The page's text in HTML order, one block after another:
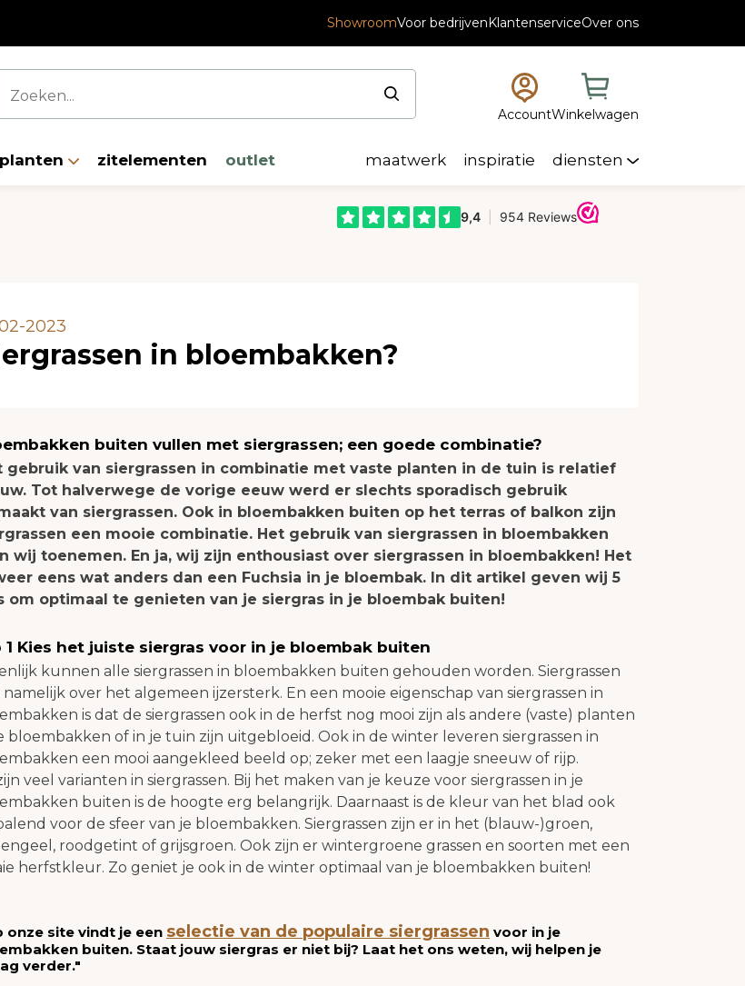
alle fiberclay plantenbakken met kortingscode “Summerdeal2026”
ShowroomVoor bedrijvenKlantenserviceOver ons
AccountWinkelwagen
planten zitelementen outlet maatwerk inspiratie diensten
2023
in bloembakken?
buiten vullen met siergrassen; een goede combinatie?
gebruik van siergrassen in combinatie met vaste planten in de tuin is relatief
Tot halverwege de vorige eeuw werd er slechts sporadisch gebruik
van siergrassen. Ook in bloembakken buiten op het terras of balkon zijn
een mooie combinatie. Het gebruik van siergrassen in bloembakken
wij toenemen. En ja, wij zijn enthousiast over siergrassen in bloembakken! Het
eens wat anders dan een Fuchsia in je bloembak. In dit artikel geven wij 5
om optimaal te genieten van je siergras in je bloembak buiten!
1 Kies het juiste siergras voor in je bloembak buiten
kunnen alle siergrassen in bloembakken buiten gehouden worden. Siergrassen
namelijk over het algemeen ijzersterk. En een mooie eigenschap van siergrassen in
is dat de siergrassen ook in de herfst nog mooi zijn als andere (vaste) planten
bloembakken of in je tuin zijn uitgebloeid. Ook in de winter leveren siergrassen in
een mooi aangekleed beeld op; zeker met een laagje sneeuw of rijp.
veel varianten in siergrassen. Bij het maken van je keuze voor siergrassen in je
buiten is de hoogte erg belangrijk. Daarnaast is de kleur van het blad ook
voor de sfeer van je bloembakken. Siergrassen zijn er in het (blauw-)groen,
roodgetint of grijsgroen. Ook zijn er wintergroene grassen en soorten met een
herfstkleur. Zo geniet je ook in de winter optimaal van je bloembakken buiten!
onze site vindt je een selectie van de populaire siergrassen voor in je
buiten. Staat jouw siergras er niet bij? Laat het ons weten, wij helpen je
verder."